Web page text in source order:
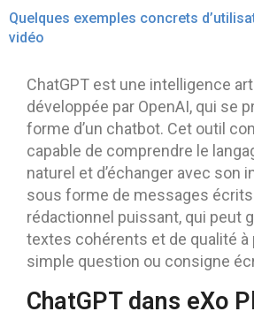
Quelques exemples concrets
vidéo
ChatGPT est une intelligence
développée par OpenAI, qui se
forme d’un chatbot. Cet outil
capable de comprendre le
naturel et d’échanger avec son
sous forme de messages écrits.
rédactionnel puissant, qui peut
textes cohérents et de qualité à
simple question ou consigne
ChatGPT dans eXo